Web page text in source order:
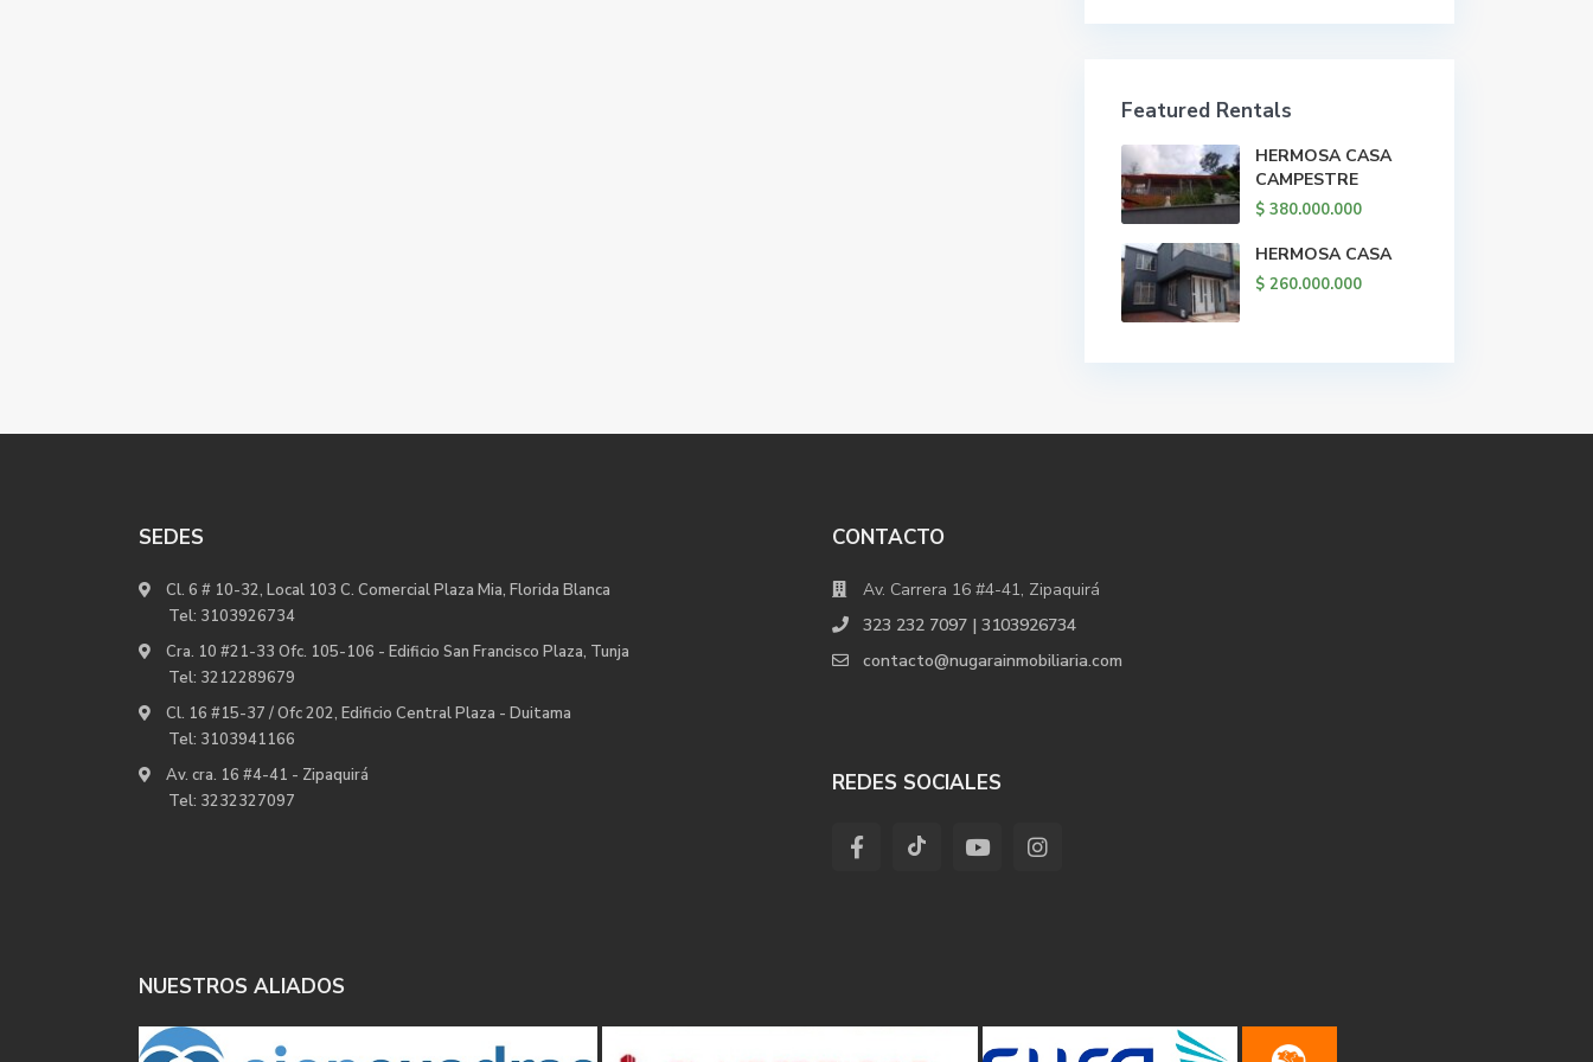
Featured Rentals
HERMOSA CASA
CAMPESTRE
$ 380.000.000
HERMOSA CASA
$ 260.000.000
SEDES
Cl. 6 # 10-32, Local 103 C. Comercial Plaza Mia, Florida Blanca
Tel: 3103926734
Cra. 10 #21-33 Ofc. 105-106 - Edificio San Francisco Plaza, Tunja
Tel: 3212289679
Cl. 16 #15-37 / Ofc 202, Edificio Central Plaza - Duitama
Tel: 3103941166
Av. cra. 16 #4-41 - Zipaquirá
Tel: 3232327097
CONTACTO
Av. Carrera 16 #4-41, Zipaquirá
323 232 7097 | 3103926734
contacto@nugarainmobiliaria.com
REDES SOCIALES
NUESTROS ALIADOS